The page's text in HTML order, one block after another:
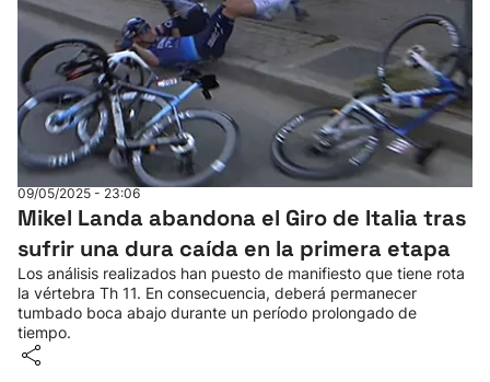
09/05/2025 - 23:06
Mikel Landa abandona el Giro de Italia tras
sufrir una dura caída en la primera etapa
Los análisis realizados han puesto de manifiesto que tiene rota
la vértebra Th 11. En consecuencia, deberá permanecer
tumbado boca abajo durante un período prolongado de
tiempo.